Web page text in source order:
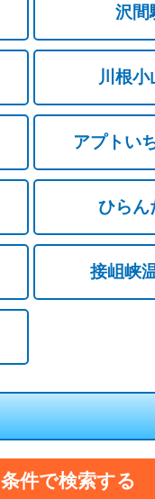
沢間
川根小
アプトい
ひらん
接岨峡